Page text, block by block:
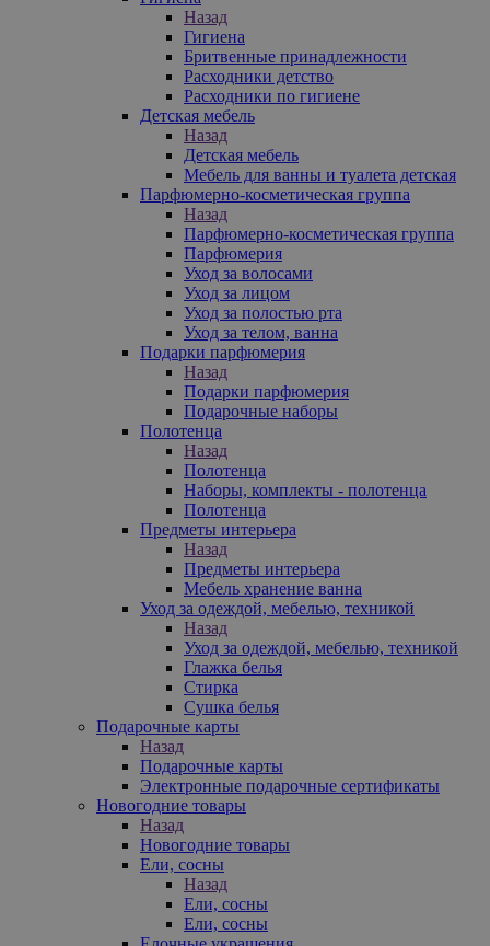
Назад
Гигиена
Бритвенные принадлежности
Расходники детство
Расходники по гигиене
Детская мебель
Назад
Детская мебель
Мебель для ванны и туалета детская
Парфюмерно-косметическая группа
Назад
Парфюмерно-косметическая группа
Парфюмерия
Уход за волосами
Уход за лицом
Уход за полостью рта
Уход за телом, ванна
Подарки парфюмерия
Назад
Подарки парфюмерия
Подарочные наборы
Полотенца
Назад
Полотенца
Наборы, комплекты - полотенца
Полотенца
Предметы интерьера
Назад
Предметы интерьера
Мебель хранение ванна
Уход за одеждой, мебелью, техникой
Назад
Уход за одеждой, мебелью, техникой
Глажка белья
Стирка
Сушка белья
Подарочные карты
Назад
Подарочные карты
Электронные подарочные сертификаты
Новогодние товары
Назад
Новогодние товары
Ели, сосны
Назад
Ели, сосны
Ели, сосны